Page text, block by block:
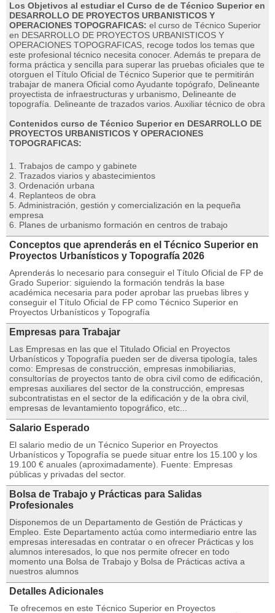
Los Objetivos al estudiar el Curso de de Técnico Superior en
DESARROLLO DE PROYECTOS URBANISTICOS Y
OPERACIONES TOPOGRAFICAS: el curso de Técnico Superior
en DESARROLLO DE PROYECTOS URBANISTICOS Y
OPERACIONES TOPOGRAFICAS, recoge todos los temas que
este profesional técnico necesita conocer. Además te prepara de
forma práctica y sencilla para superar las pruebas oficiales que te
otorguen el Título Oficial de Técnico Superior que te permitirán
trabajar de manera Oficial como Ayudante topógrafo, Delineante
proyectista de infraestructuras y urbanismo, Delineante de
topografía. Delineante de trazados varios. Auxiliar técnico de obra
Contenidos curso de Técnico Superior en DESARROLLO DE
PROYECTOS URBANISTICOS Y OPERACIONES
TOPOGRAFICAS:
1. Trabajos de campo y gabinete
2. Trazados viarios y abastecimientos
3. Ordenación urbana
4. Replanteos de obra
5. Administración, gestión y comercialización en la pequeña
empresa
6. Planes de urbanismo formación en centros de trabajo
Conceptos que aprenderás en el Técnico Superior en
Proyectos Urbanísticos y Topografía 2026
Aprenderás lo necesario para conseguir el Título Oficial de FP de
Grado Superior: siguiendo la formación tendrás la base
académica necesaria para poder aprobar las pruebas libres y
conseguir el Título Oficial de FP como Técnico Superior en
Proyectos Urbanísticos y Topografía
Empresas para Trabajar
Las Empresas en las que el Titulado Oficial en Proyectos
Urbanísticos y Topografía pueden ser de diversa tipología, tales
como: Empresas de construcción, empresas inmobiliarias,
consultorías de proyectos tanto de obra civil como de edificación,
empresas auxiliares del sector de la construcción, empresas
subcontratistas en el sector de la edificación y de la obra civil,
empresas de levantamiento topográfico, etc...
Salario Esperado
El salario medio de un Técnico Superior en Proyectos
Urbanísticos y Topografía se puede situar entre los 15.100 y los
19.100 € anuales (aproximadamente). Fuente: Empresas
públicas y privadas del sector.
Bolsa de Trabajo y Prácticas para Salidas
Profesionales
Disponemos de un Departamento de Gestión de Prácticas y
Empleo. Este Departamento actúa como intermediario entre las
empresas interesadas en contratar o en ofrecer Prácticas y los
alumnos interesados, lo que nos permite ofrecer en todo
momento una Bolsa de Trabajo y Bolsa de Prácticas activa a
nuestros alumnos
Detalles Adicionales
Te ofrecemos en este Técnico Superior en Proyectos